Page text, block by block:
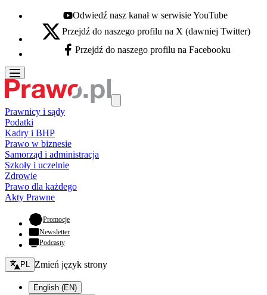
Youtube - otwiera się w nowej karcie
Odwiedź nasz kanał w serwisie YouTube
X - otwiera się w nowej karcie
Przejdź do naszego profilu na X (dawniej Twitter)
Facebook - otwiera się w nowej karcie
Przejdź do naszego profilu na Facebooku
Prawnicy i sądy
Podatki
Kadry i BHP
Prawo w biznesie
Samorząd i administracja
Szkoły i uczelnie
Zdrowie
Prawo dla każdego
Akty Prawne
Promocje- otwiera się w nowej karcie
Newsletter
Podcasty
Zmień język - bieżący:
PL Zmień język strony
English (EN)